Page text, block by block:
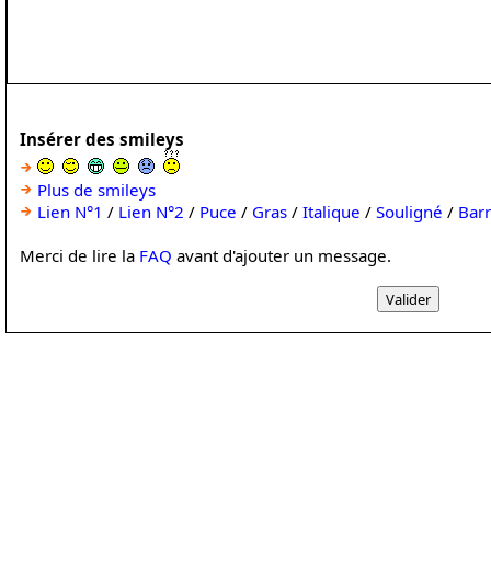
Insérer des smileys
Plus de smileys
Lien N°1 / Lien N°2 / Puce / Gras / Italique / Souligné /
Merci de lire la FAQ avant d'ajouter un message.